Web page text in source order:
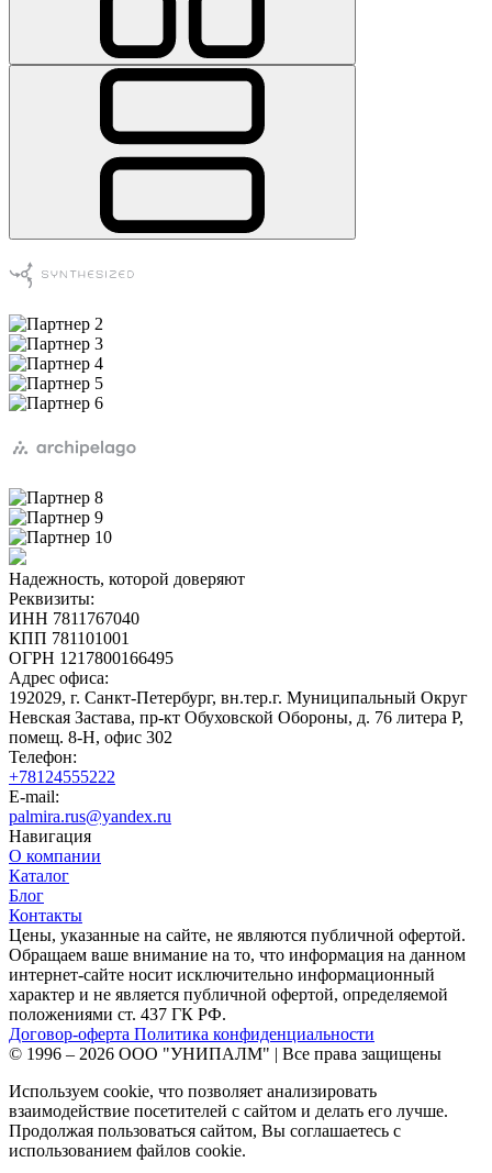
Надежность, которой доверяют
Реквизиты:
ИНН 7811767040
КПП 781101001
ОГРН 1217800166495
Адрес офиса:
192029, г. Санкт-Петербург, вн.тер.г. Муниципальный Округ
Невская Застава, пр-кт Обуховской Обороны, д. 76 литера Р,
помещ. 8-Н, офис 302
Телефон:
+78124555222
E-mail:
palmira.rus@yandex.ru
Навигация
О компании
Каталог
Блог
Контакты
Цены, указанные на сайте, не являются публичной офертой.
Обращаем ваше внимание на то, что информация на данном
интернет-сайте носит исключительно информационный
характер и не является публичной офертой, определяемой
положениями ст. 437 ГК РФ.
Договор-оферта Политика конфиденциальности
© 1996 – 2026 ООО "УНИПАЛМ" | Все права защищены
Используем cookie, что позволяет анализировать
взаимодействие посетителей с сайтом и делать его лучше.
Продолжая пользоваться сайтом, Вы соглашаетесь с
использованием файлов cookie.